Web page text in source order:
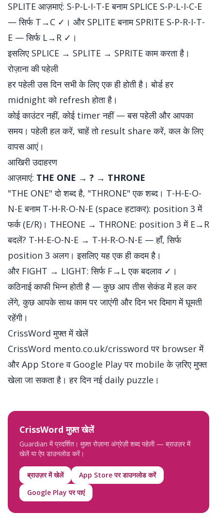
SPLITE आज़माएं: S-P-L-I-T-E बनाम SPLICE S-P-L-I-C-E
— सिर्फ T→C ✓। और SPLITE बनाम SPRITE S-P-R-I-T-
E — सिर्फ L→R ✓।
इसलिए SPLICE → SPLITE → SPRITE काम करता है।
रोज़ाना की पहेली
हर पहेली उस दिन सभी के लिए एक ही होती है। बोर्ड हर
midnight को refresh होता है।
कोई काउंटर नहीं, कोई timer नहीं — बस पहेली और आपका
समय। पहेली हल करें, चाहें तो result share करें, कल के लिए
वापस आएं।
आखिरी उदाहरण
आज़माएं: THE ONE → ? → THRONE
"THE ONE" दो शब्द है, "THRONE" एक शब्द। T-H-E-O-
N-E बनाम T-H-R-O-N-E (space हटाकर): position 3 में
फर्क (E/R)। THEONE → THRONE: position 3 में E→R
बदलें? T-H-E-O-N-E → T-H-R-O-N-E — हाँ, सिर्फ
position 3 अलग। इसलिए यह एक ही कदम है।
और FIGHT → LIGHT: सिर्फ F→L एक बदलाव ✓।
कठिनाई काफी भिन्न होती है — कुछ आप तीस सेकंड में हल कर
लेंगे, कुछ आपके साथ काम पर जाएंगी और दिन भर दिमाग में घूमती
रहेंगी।
CrissWord मुफ्त में खेलें
CrissWord mento.co.uk/crissword पर browser में
और App Store व Google Play पर mobile के ज़रिए मुफ्त
खेला जा सकता है। हर दिन नई daily puzzle।
CrissWord मुफ़्त खेलें
Guardian में प्रदर्शित। मुफ़्त रोज़ाना अंग्रेज़ी शब्द पहेली — ब्राउज़र में
खेलें या ऐप डाउनलोड करें।
ब्राउज़र में खेलें
App Store पर डाउनलोड करें
Google Play पर पाएं